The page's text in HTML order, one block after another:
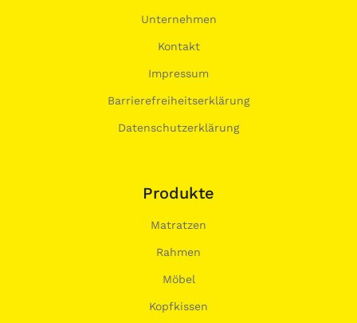
Unternehmen
Kontakt
Impressum
Barrierefreiheitserklärung
Datenschutzerklärung
Produkte
Matratzen
Rahmen
Möbel
Kopfkissen